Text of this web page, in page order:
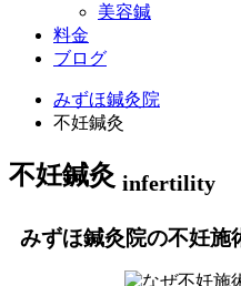
美容鍼
料金
ブログ
みずほ鍼灸院
不妊鍼灸
不妊鍼灸 infertility
みずほ鍼灸院の不妊施